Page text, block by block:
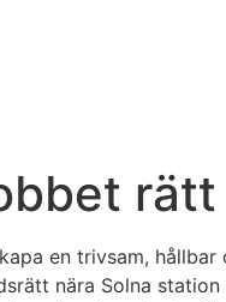
en trivsam,
nära Solna